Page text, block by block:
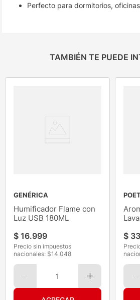
Perfecto para dormitorios,
TAMBIÉN TE PUEDE
GENÉRICA
Humificador Flame con
Luz USB 180ML
$ 16.999
Precio sin impuestos
nacionales: $14.048
1
$